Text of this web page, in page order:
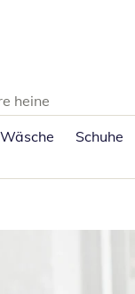
heine
Wäsche Schuhe